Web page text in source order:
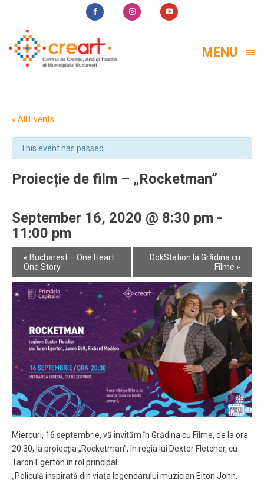
MENU
« All Events
This event has passed.
Proiecție de film – „Rocketman”
September 16, 2020 @ 8:30 pm -
11:00 pm
Event
Navigation
« Bucharest – One Heart.
One Story.
DokStation la Grădina cu
Filme »
Miercuri, 16 septembrie, vă invităm în Grădina cu Filme, de la ora
20:30, la proiecția „Rocketman”, în regia lui Dexter Fletcher, cu
Taron Egerton în rol principal.
„Peliculă inspirată din viaţa legendarului muzician Elton John,